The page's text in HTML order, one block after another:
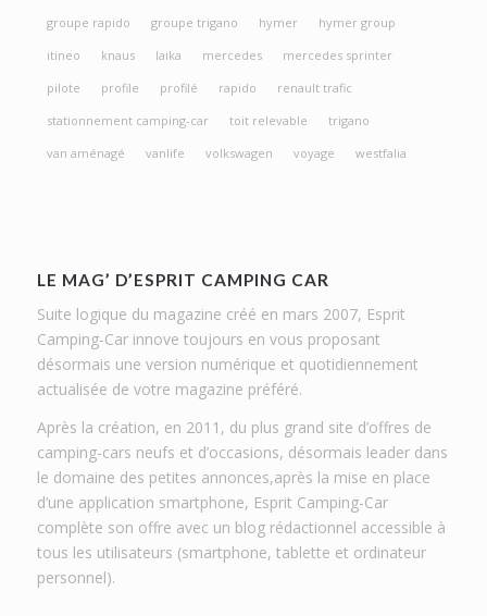
groupe rapido
groupe trigano hymer
hymer group
itineo
knaus laika mercedes
mercedes sprinter
pilote
profile profilé rapido
renault trafic
stationnement camping-car
toit relevable
trigano
van aménagé
vanlife volkswagen voyage westfalia
LE MAG’ D’ESPRIT CAMPING CAR
Suite logique du magazine créé en mars 2007, Esprit
Camping-Car innove toujours en vous proposant
désormais une version numérique et quotidiennement
actualisée de votre magazine préféré.
Après la création, en 2011, du plus grand site d’offres de
camping-cars neufs et d’occasions, désormais leader dans
le domaine des petites annonces,après la mise en place
d’une application smartphone, Esprit Camping-Car
complète son offre avec un blog rédactionnel accessible à
tous les utilisateurs (smartphone, tablette et ordinateur
personnel).